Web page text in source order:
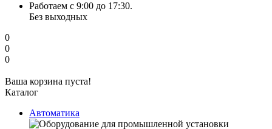
Работаем с 9:00 до 17:30.
Без выходных
0
0
0
Ваша корзина пуста!
Каталог
Автоматика